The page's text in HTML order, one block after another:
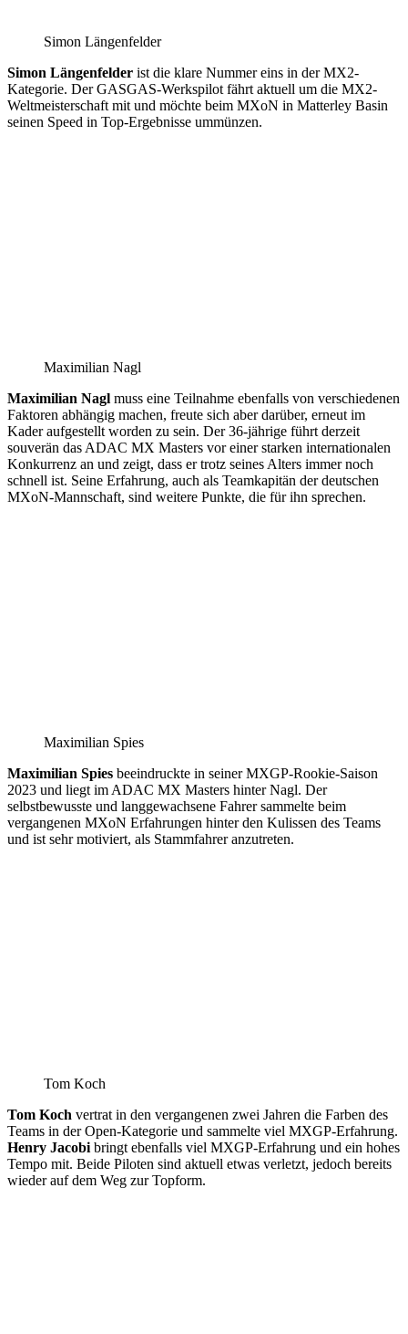
Simon Längenfelder
Simon Längenfelder ist die klare Nummer eins in der MX2-
Kategorie. Der GASGAS-Werkspilot fährt aktuell um die MX2-
Weltmeisterschaft mit und möchte beim MXoN in Matterley Basin
seinen Speed in Top-Ergebnisse ummünzen.
Maximilian Nagl
Maximilian Nagl muss eine Teilnahme ebenfalls von verschiedenen
Faktoren abhängig machen, freute sich aber darüber, erneut im
Kader aufgestellt worden zu sein. Der 36-jährige führt derzeit
souverän das ADAC MX Masters vor einer starken internationalen
Konkurrenz an und zeigt, dass er trotz seines Alters immer noch
schnell ist. Seine Erfahrung, auch als Teamkapitän der deutschen
MXoN-Mannschaft, sind weitere Punkte, die für ihn sprechen.
Maximilian Spies
Maximilian Spies beeindruckte in seiner MXGP-Rookie-Saison
2023 und liegt im ADAC MX Masters hinter Nagl. Der
selbstbewusste und langgewachsene Fahrer sammelte beim
vergangenen MXoN Erfahrungen hinter den Kulissen des Teams
und ist sehr motiviert, als Stammfahrer anzutreten.
Tom Koch
Tom Koch vertrat in den vergangenen zwei Jahren die Farben des
Teams in der Open-Kategorie und sammelte viel MXGP-Erfahrung.
Henry Jacobibringt ebenfalls viel MXGP-Erfahrung und ein hohes
Tempo mit. Beide Piloten sind aktuell etwas verletzt, jedoch bereits
wieder auf dem Weg zur Topform.